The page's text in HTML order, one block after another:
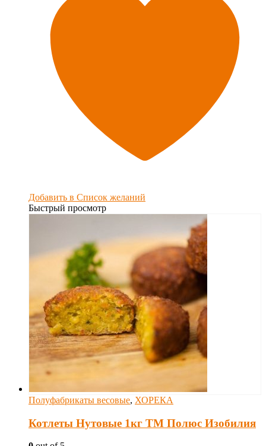
Добавить в Список желаний
Быстрый просмотр
Полуфабрикаты весовые, ХОРЕКА
Котлеты Нутовые 1кг ТМ Полюс Изобилия